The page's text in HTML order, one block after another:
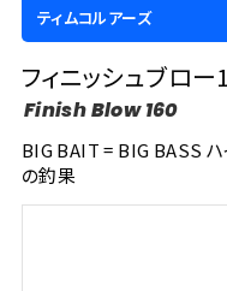
ティムコルアーズ
フィニッシュブロー
Finish Blow 160
BIG BAIT = BIG BASS ハ
の釣果